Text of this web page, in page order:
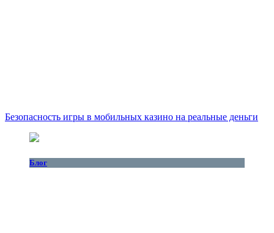
Безопасность игры в мобильных казино на реальные деньги
Блог